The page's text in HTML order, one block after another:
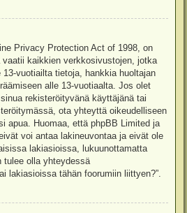
Privacy Protection Act of 1998, on
kaikkien verkkosivustojen, jotka
vuotiailta tietoja, hankkia huoltajan
alle 13-vuotiaalta. Jos olet
rekisteröityvänä käyttäjänä tai
ota yhteyttä oikeudelliseen
apua. Huomaa, että phpBB Limited ja
voi antaa lakineuvontaa ja eivät ole
lakiasioissa, lukuunottamatta
tulee olla yhteydessä
lakiasioissa tähän foorumiin liittyen?”.